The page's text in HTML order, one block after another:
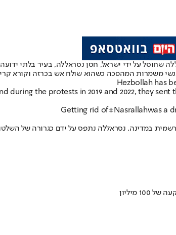
שחוסל על ידי ישראל, חסן נסראללה, בעיר בלתי ידועה
משמרות המהפכה כשהוא שולח אש בכרזה וקורא
Hezbollah has
during the protests in 2019 and 2022, they
Getting rid of#Nasrallahwas a
במדינה. נסראללה נתפס על ידם כגרורה של